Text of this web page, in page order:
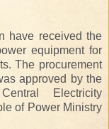
have received the
equipment for
The procurement
approved by the
Electricity
of Power Ministry